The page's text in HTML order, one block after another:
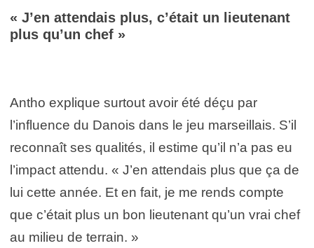
« J’en attendais plus, c’était un lieutenant
plus qu’un chef »
Antho explique surtout avoir été déçu par
l’influence du Danois dans le jeu marseillais. S’il
reconnaît ses qualités, il estime qu’il n’a pas eu
l’impact attendu. « J’en attendais plus que ça de
lui cette année. Et en fait, je me rends compte
que c’était plus un bon lieutenant qu’un vrai chef
au milieu de terrain. »